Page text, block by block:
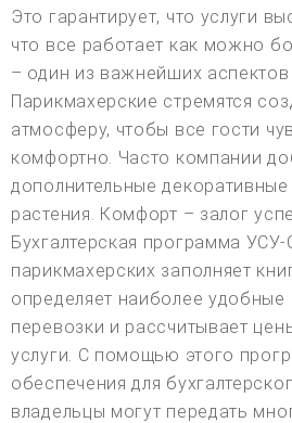
Это гарантирует, что услуги
что все работает как можно
– один из важнейших аспектов
Парикмахерские стремятся
атмосферу, чтобы все гости
комфортно. Часто компании
дополнительные
растения. Комфорт – залог
Бухгалтерская программа УСУ-
парикмахерских заполняет
определяет наиболее
перевозки и рассчитывает
услуги. С помощью этого
обеспечения для
владельцы могут передать